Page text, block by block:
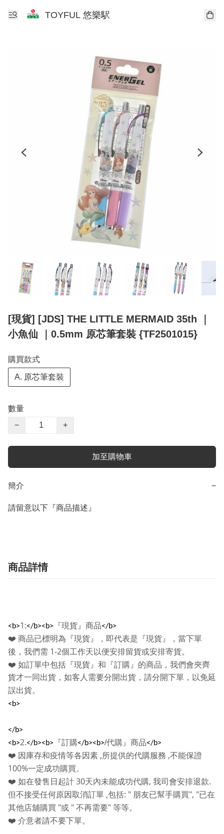
TOYFUL 悠樂駅
[現貨] [JDS] THE LITTLE MERMAID 35th ｜
小魚仙 ｜0.5mm 原芯筆套裝 {TF2501015}
購買款式
A. 原芯筆套裝
數量
−
+
加至購物車
簡介 −
請留意以下『商品描述』
商品詳情
<b>1:</b><b> 『現貨』商品</b>
❤️ 商品已標明為『現貨』，即代表是『現貨』，當下單
後，我們需 1-2個工作天以便安排留貨或安排寄貨。
❤️ 如訂單中包括『現貨』和『訂購』的商品，我們會夾齊
貨才一同出貨，如客人需要分開出貨，請分開下單，以免延
誤出貨。
<b>
</b>
<b>2.</b><b> 『訂購</b><b>/代購』商品</b>
❤️ 因庫存和疫情等各因素 ,所提供的代購服務 ,不能保證
100%一定成功購買。
❤️ 如在發售日起計 30天內未能成功代購, 我司會安排退款.
但不接受任何原因取消訂單 ,包括: " 朋友已幫手購買", "已在
其他店舖購買 "或 " 不再需要" 等等。
❤️ 介意者請不要下單。